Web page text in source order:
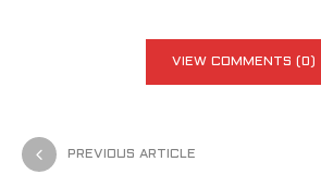
VIEW COMMENTS (0)
PREVIOUS ARTICLE